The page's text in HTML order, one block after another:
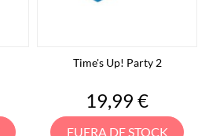
Time's Up! Party 2
Precio
19,99 €
FUERA DE STOCK